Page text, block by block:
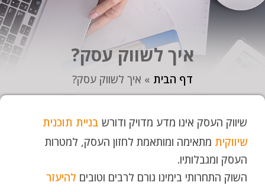
איך לשווק עסק?
דף הבית » איך לשווק עסק?
שיווק העסק אינו מדע מדויק ודורש בניית תוכנית
שיווקית מתאימה ומותאמת לחזון העסק, למטרות
העסק ומגבלותיו.
השוק התחרותי בימינו גורם לרבים וטובים להיעזר